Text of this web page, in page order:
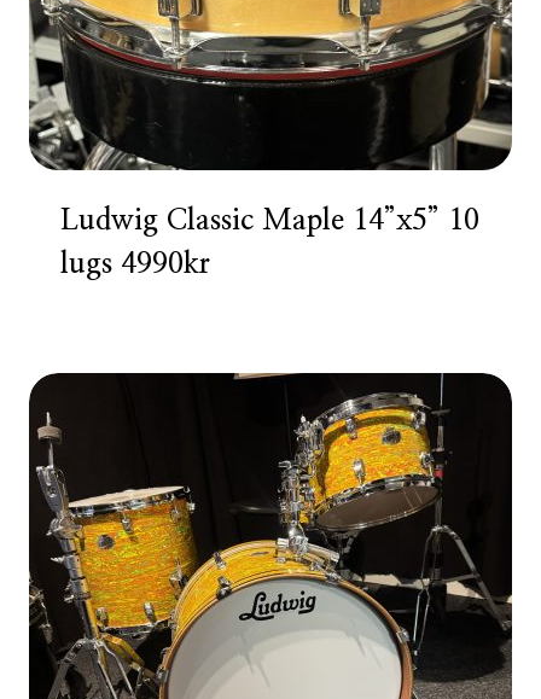
Ludwig Classic Maple 14”x5” 10
lugs 4990kr